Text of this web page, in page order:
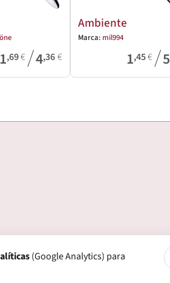
1,69€/4,36€
Ambiente
Marca: mil994
1,45€/5
(Google Analytics) para